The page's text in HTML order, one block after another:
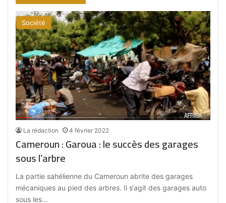
Société
La rédaction 4 février 2022
Cameroun : Garoua : le succès des garages
sous l’arbre
La partie sahélienne du Cameroun abrite des garages
mécaniques au pied des arbres. Il s‘agit des garages auto
sous les…